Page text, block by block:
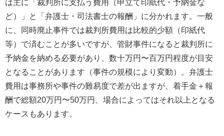
は主に「裁判所に支払う費用（申立て印紙代・予納金な
ど）」と「弁護士・司法書士の報酬」に分かれます。一般
に、同時廃止事件では裁判所費用は比較的少額（印紙代
等）で済むことが多いですが、管財事件になると裁判所に
予納金を納める必要があり、数十万円〜百万円程度が目安
となることがあります（事件の規模により変動）。弁護士
費用は事務所や事件の難易度で差が出ますが、着手金＋報
酬で総額20万円〜50万円、場合によってはそれ以上となる
ケースもあります。